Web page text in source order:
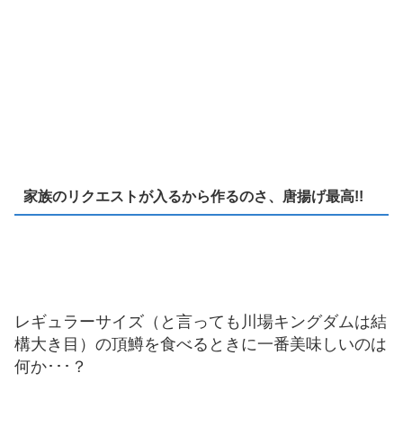
家族のリクエストが入るから作るのさ、唐揚げ最高!!
レギュラーサイズ（と言っても川場キングダムは結
構大き目）の頂鱒を食べるときに一番美味しいのは
何か･･･？